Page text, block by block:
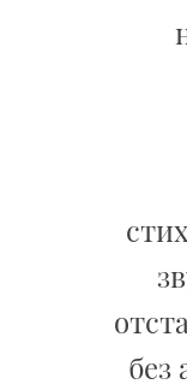
без